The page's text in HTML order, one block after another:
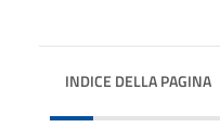
INDICE DELLA PAGINA